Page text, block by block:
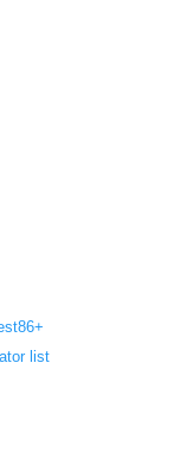
list